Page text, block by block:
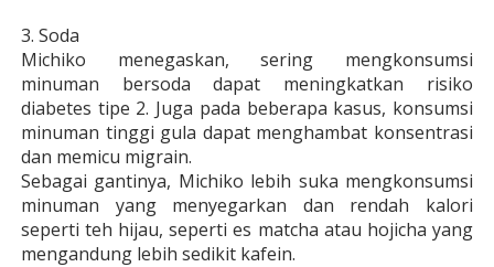
3. Soda
Michiko menegaskan, sering mengkonsumsi
minuman bersoda dapat meningkatkan risiko
diabetes tipe 2. Juga pada beberapa kasus, konsumsi
minuman tinggi gula dapat menghambat konsentrasi
dan memicu migrain.
Sebagai gantinya, Michiko lebih suka mengkonsumsi
minuman yang menyegarkan dan rendah kalori
seperti teh hijau, seperti es matcha atau hojicha yang
mengandung lebih sedikit kafein.